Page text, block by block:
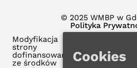
© 2025 WMBP w
Polityka
Modyfikacja
strony
dofinansowana
ze środków
Cookies